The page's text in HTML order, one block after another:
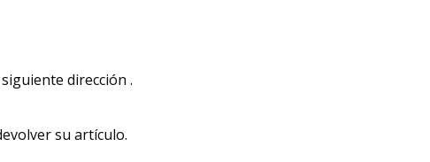
dirección .
su artículo.